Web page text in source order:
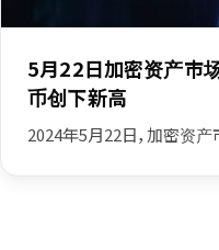
5月22日加密资产市
币创下新高
2024年5月22日，加密资